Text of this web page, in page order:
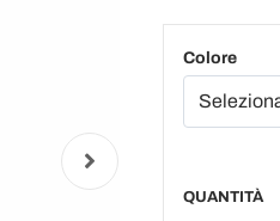
Colore
QUANTITÀ